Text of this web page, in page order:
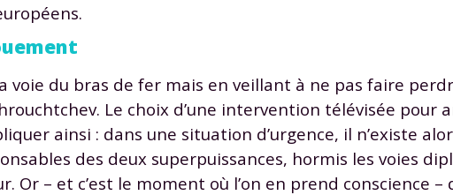
voie du bras de fer mais en veillant à ne pas faire
Le choix d’une intervention télévisée pour
ainsi : dans une situation d’urgence, il n’existe
des deux superpuissances, hormis les voies
Or – et c’est le moment où l’on en prend conscience